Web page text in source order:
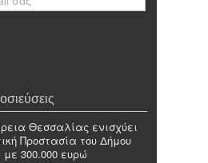
Θεσσαλίας ενισχύει
Προστασία του Δήμου
300.000 ευρώ